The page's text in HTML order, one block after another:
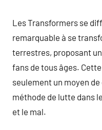
Les Transformers se
remarquable à se
terrestres, proposant
fans de tous âges.
seulement un moyen
méthode de lutte dans
et le mal.